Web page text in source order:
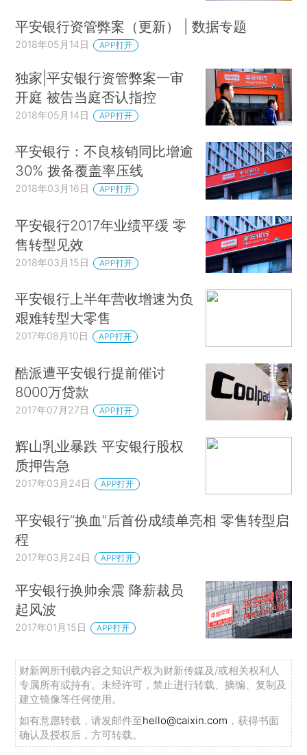
平安银行资管弊案（更新） | 数据专题
2018年05月14日 APP打开
独家|平安银行资管弊案一审
开庭 被告当庭否认指控
2018年05月14日 APP打开
平安银行：不良核销同比增逾
30% 拨备覆盖率压线
2018年03月16日 APP打开
平安银行2017年业绩平缓 零
售转型见效
2018年03月15日 APP打开
平安银行上半年营收增速为负
艰难转型大零售
2017年08月10日 APP打开
酷派遭平安银行提前催讨
8000万贷款
2017年07月27日 APP打开
辉山乳业暴跌 平安银行股权
质押告急
2017年03月24日 APP打开
平安银行“换血”后首份成绩单亮相 零售转型启
程
2017年03月24日 APP打开
平安银行换帅余震 降薪裁员
起风波
2017年01月15日 APP打开
财新网所刊载内容之知识产权为财新传媒及/或相关权利人
专属所有或持有。未经许可，禁止进行转载、摘编、复制及
建立镜像等任何使用。
如有意愿转载，请发邮件至hello@caixin.com ，获得书面
确认及授权后，方可转载。